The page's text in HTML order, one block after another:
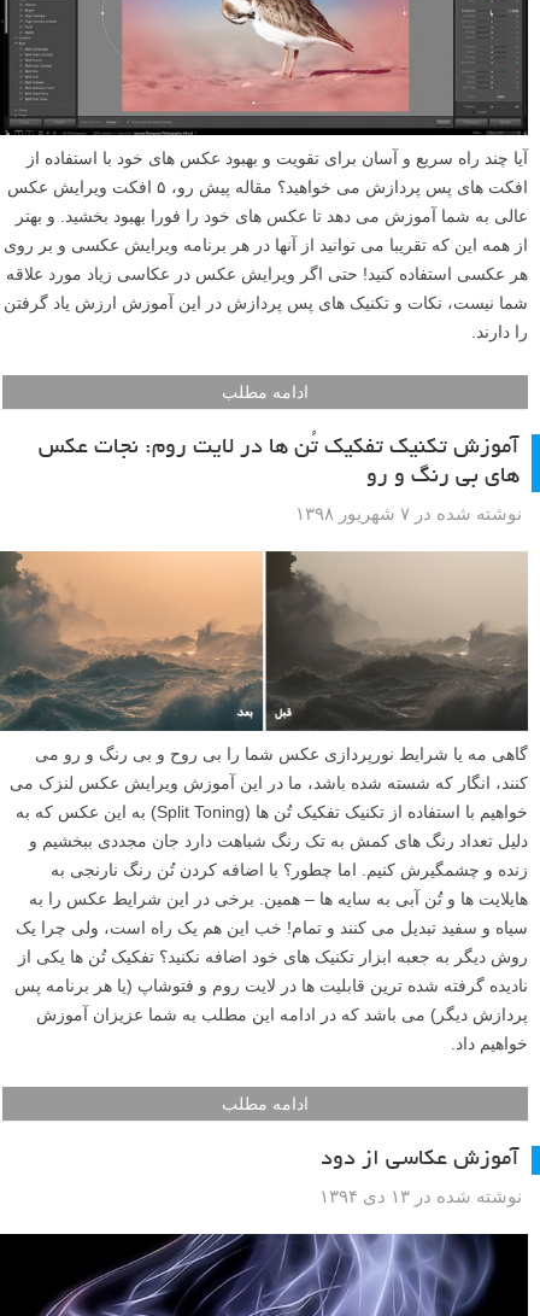
آیا چند راه سریع و آسان برای تقویت و بهبود عکس های خود با استفاده از
افکت های پس پردازش می خواهید؟ مقاله پیش رو، ۵ افکت ویرایش عکس
عالی به شما آموزش می دهد تا عکس های خود را فورا بهبود بخشید. و بهتر
از همه این که تقریبا می توانید از آنها در هر برنامه ویرایش عکسی و بر روی
هر عکسی استفاده کنید! حتی اگر ویرایش عکس در عکاسی زیاد مورد علاقه
شما نیست، نکات و تکنیک های پس پردازش در این آموزش ارزش یاد گرفتن
را دارند.
ادامه مطلب
آموزش تکنیک تفکیک تُن ها در لایت روم: نجات عکس
های بی رنگ و رو
نوشته شده در ۷ شهریور ۱۳۹۸
گاهی مه یا شرایط نورپردازی عکس شما را بی روح و بی رنگ و رو می
کنند، انگار که شسته شده باشد، ما در این آموزش ویرایش عکس لنزک می
خواهیم با استفاده از تکنیک تفکیک تُن ها (Split Toning) به این عکس که به
دلیل تعداد رنگ های کمش به تک رنگ شباهت دارد جان مجددی ببخشیم و
زنده و چشمگیرش کنیم. اما چطور؟ با اضافه کردن تُن رنگ نارنجی به
هایلایت ها و تُن آبی به سایه ها – همین. برخی در این شرایط عکس را به
سیاه و سفید تبدیل می کنند و تمام! خب این هم یک راه است، ولی چرا یک
روش دیگر به جعبه ابزار تکنیک های خود اضافه نکنید؟ تفکیک تُن ها یکی از
نادیده گرفته شده ترین قابلیت ها در لایت روم و فتوشاپ (یا هر برنامه پس
پردازش دیگر) می باشد که در ادامه این مطلب به شما عزیزان آموزش
خواهیم داد.
ادامه مطلب
آموزش عکاسی از دود
نوشته شده در ۱۳ دی ۱۳۹۴